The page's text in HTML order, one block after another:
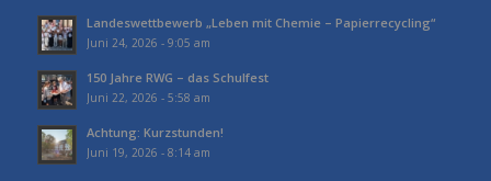
Landeswettbewerb „Leben mit Chemie – Papierrecycling“
Juni 24, 2026 - 9:05 am
150 Jahre RWG – das Schulfest
Juni 22, 2026 - 5:58 am
Achtung: Kurzstunden!
Juni 19, 2026 - 8:14 am